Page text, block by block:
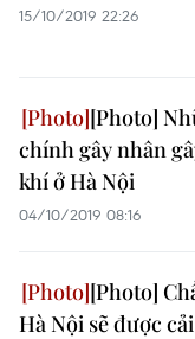
15/10/2019 22:26
[Photo]
chính gây nhân
khí ở Hà Nội
04/10/2019 08:16
[Photo]
Hà Nội sẽ được